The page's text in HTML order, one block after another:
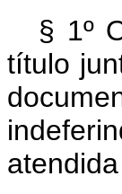
§ 1º
título